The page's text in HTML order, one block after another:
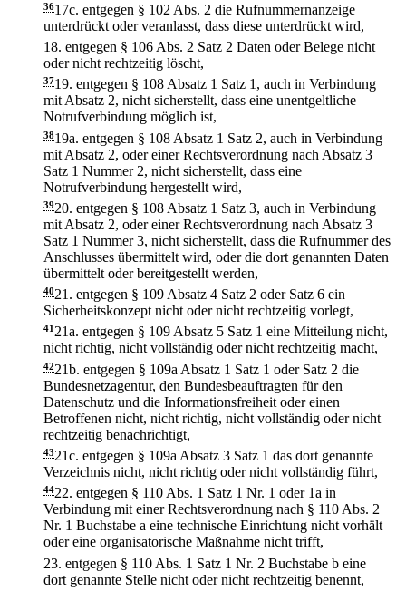
3617c. entgegen § 102 Abs. 2 die Rufnummernanzeige
unterdrückt oder veranlasst, dass diese unterdrückt wird,
18. entgegen § 106 Abs. 2 Satz 2 Daten oder Belege nicht
oder nicht rechtzeitig löscht,
3719. entgegen § 108 Absatz 1 Satz 1, auch in Verbindung
mit Absatz 2, nicht sicherstellt, dass eine unentgeltliche
Notrufverbindung möglich ist,
3819a. entgegen § 108 Absatz 1 Satz 2, auch in Verbindung
mit Absatz 2, oder einer Rechtsverordnung nach Absatz 3
Satz 1 Nummer 2, nicht sicherstellt, dass eine
Notrufverbindung hergestellt wird,
3920. entgegen § 108 Absatz 1 Satz 3, auch in Verbindung
mit Absatz 2, oder einer Rechtsverordnung nach Absatz 3
Satz 1 Nummer 3, nicht sicherstellt, dass die Rufnummer des
Anschlusses übermittelt wird, oder die dort genannten Daten
übermittelt oder bereitgestellt werden,
4021. entgegen § 109 Absatz 4 Satz 2 oder Satz 6 ein
Sicherheitskonzept nicht oder nicht rechtzeitig vorlegt,
4121a. entgegen § 109 Absatz 5 Satz 1 eine Mitteilung nicht,
nicht richtig, nicht vollständig oder nicht rechtzeitig macht,
4221b. entgegen § 109a Absatz 1 Satz 1 oder Satz 2 die
Bundesnetzagentur, den Bundesbeauftragten für den
Datenschutz und die Informationsfreiheit oder einen
Betroffenen nicht, nicht richtig, nicht vollständig oder nicht
rechtzeitig benachrichtigt,
4321c. entgegen § 109a Absatz 3 Satz 1 das dort genannte
Verzeichnis nicht, nicht richtig oder nicht vollständig führt,
4422. entgegen § 110 Abs. 1 Satz 1 Nr. 1 oder 1a in
Verbindung mit einer Rechtsverordnung nach § 110 Abs. 2
Nr. 1 Buchstabe a eine technische Einrichtung nicht vorhält
oder eine organisatorische Maßnahme nicht trifft,
23. entgegen § 110 Abs. 1 Satz 1 Nr. 2 Buchstabe b eine
dort genannte Stelle nicht oder nicht rechtzeitig benennt,